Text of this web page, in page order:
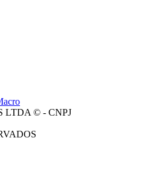
LTDA © - CNPJ